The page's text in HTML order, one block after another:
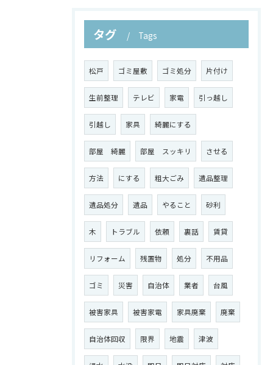
タグ Tags
松戸 ゴミ屋敷 ゴミ処分 片付け
生前整理 テレビ 家電 引っ越し
引越し 家具 綺麗にする
部屋 綺麗 部屋 スッキリ させる
方法 にする 粗大ごみ 遺品整理
遺品処分 遺品 やること 砂利
木 トラブル 依頼 裏話 賃貸
リフォーム 残置物 処分 不用品
ゴミ 災害 自治体 業者 台風
被害家具 被害家電 家具廃棄 廃棄
自治体回収 限界 地震 津波